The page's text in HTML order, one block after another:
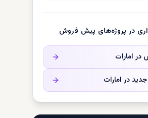
در پروژه‌های پیش فروش
در امارات
در امارات